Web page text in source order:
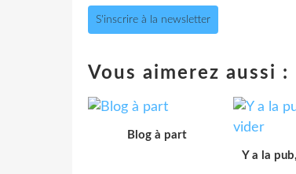
S'inscrire à la newsletter
Vous aimerez aussi :
Blog à part
Y a la